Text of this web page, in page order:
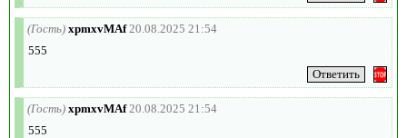
(Гость) xpmxvMAf 20.08.2025 21:54
555
(Гость) xpmxvMAf 20.08.2025 21:54
555